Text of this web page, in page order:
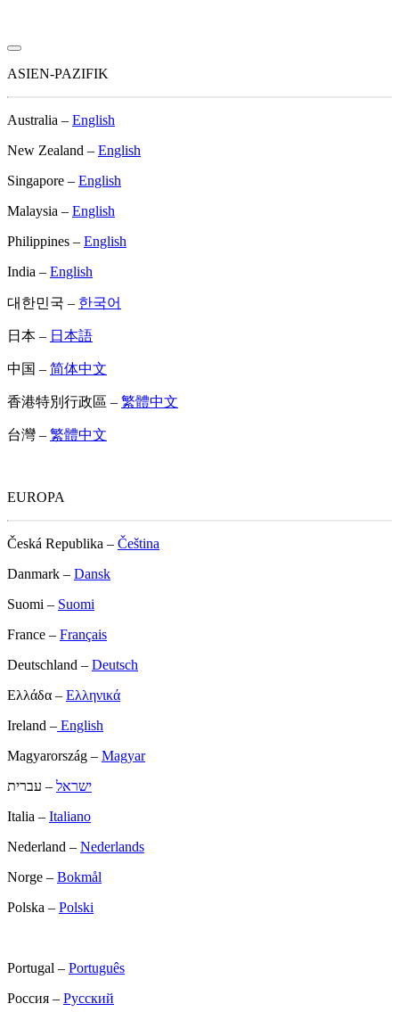
ASIEN-PAZIFIK
Australia – English
New Zealand – English
Singapore – English
Malaysia – English
Philippines – English
India – English
대한민국 – 한국어
日本 – 日本語
中国 – 简体中文
香港特別行政區 – 繁體中文
台灣 – 繁體中文
EUROPA
Česká Republika – Čeština
Danmark – Dansk
Suomi – Suomi
France – Français
Deutschland – Deutsch
Ελλάδα – Ελληνικά
Ireland – English
Magyarország – Magyar
ישראל – עברית
Italia – Italiano
Nederland – Nederlands
Norge – Bokmål
Polska – Polski
Portugal – Português
Россия – Русский